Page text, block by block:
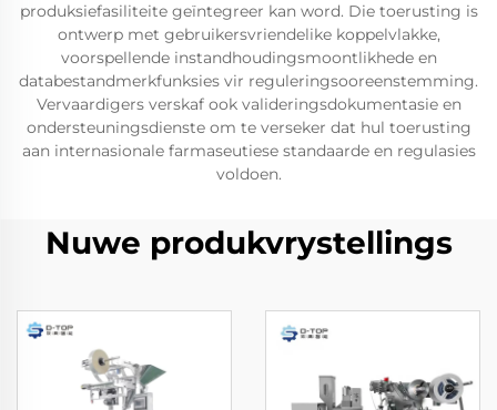
produksiefasiliteite geïntegreer kan word. Die toerusting is
ontwerp met gebruikersvriendelike koppelvlakke,
voorspellende instandhoudingsmoontlikhede en
databestandmerkfunksies vir reguleringsooreenstemming.
Vervaardigers verskaf ook valideringsdokumentasie en
ondersteuningsdienste om te verseker dat hul toerusting
aan internasionale farmaseutiese standaarde en regulasies
voldoen.
Nuwe produkvrystellings